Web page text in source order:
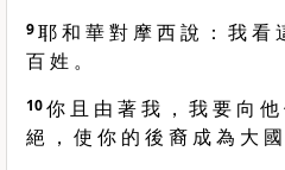
9耶 和 華 對 摩 西 說 ： 我 看
百 姓 。
10你 且 由 著 我 ， 我 要 向
絕 ， 使 你 的 後 裔 成 為 大 國